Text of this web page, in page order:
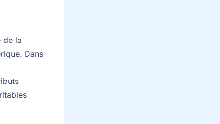
de la
Dans